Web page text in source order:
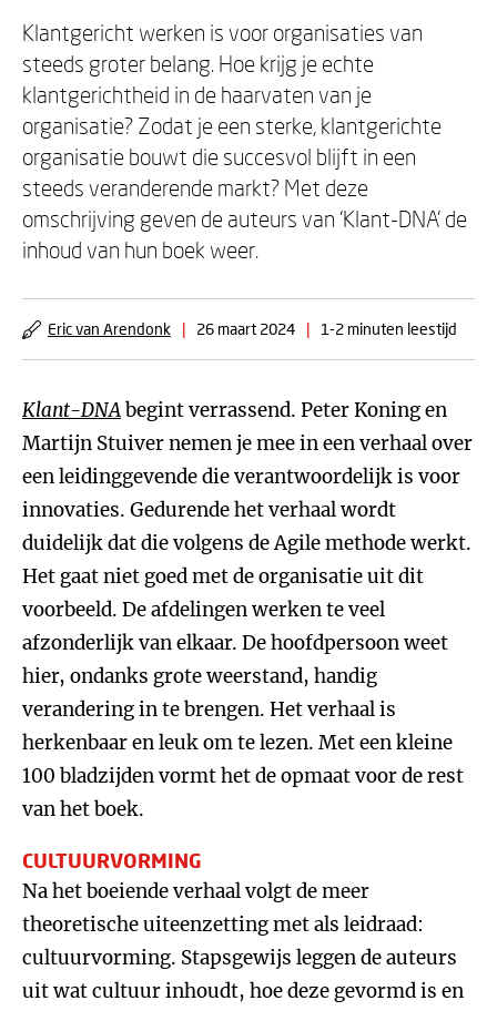
Klantgericht werken is voor organisaties van
steeds groter belang. Hoe krijg je echte
klantgerichtheid in de haarvaten van je
organisatie? Zodat je een sterke, klantgerichte
organisatie bouwt die succesvol blijft in een
steeds veranderende markt? Met deze
omschrijving geven de auteurs van ‘Klant-DNA’ de
inhoud van hun boek weer.
Eric van Arendonk | 26 maart 2024 | 1-2 minuten leestijd
Klant-DNAbegint verrassend. Peter Koning en
Martijn Stuiver nemen je mee in een verhaal over
een leidinggevende die verantwoordelijk is voor
innovaties. Gedurende het verhaal wordt
duidelijk dat die volgens de Agile methode werkt.
Het gaat niet goed met de organisatie uit dit
voorbeeld. De afdelingen werken te veel
afzonderlijk van elkaar. De hoofdpersoon weet
hier, ondanks grote weerstand, handig
verandering in te brengen. Het verhaal is
herkenbaar en leuk om te lezen. Met een kleine
100 bladzijden vormt het de opmaat voor de rest
van het boek.
CULTUURVORMING
Na het boeiende verhaal volgt de meer
theoretische uiteenzetting met als leidraad:
cultuurvorming. Stapsgewijs leggen de auteurs
uit wat cultuur inhoudt, hoe deze gevormd is en